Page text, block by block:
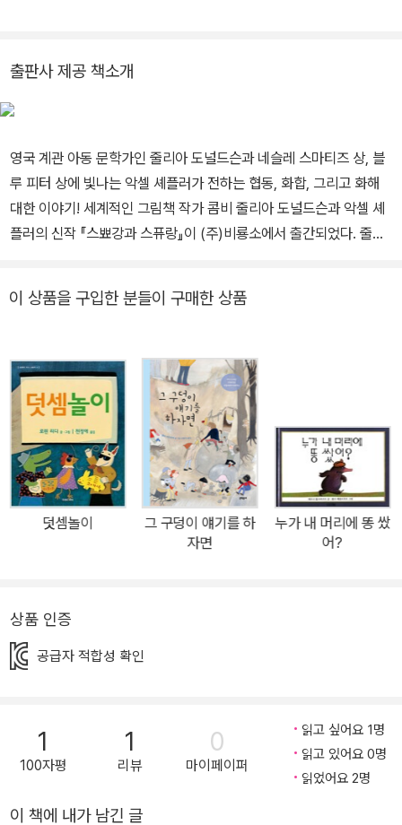
출판사 제공 책소개
영국 계관 아동 문학가인 줄리아 도널드슨과 네슬레 스마티즈 상, 블
루 피터 상에 빛나는 악셀 셰플러가 전하는 협동, 화합, 그리고 화해
대한 이야기! 세계적인 그림책 작가 콤비 줄리아 도널드슨과 악셀 셰
플러의 신작 『스뾰강과 스퓨랑』이 (주)비룡소에서 출간되었다. 줄리
문학상 중 하나인 네슬레 스마티즈 상과 어린이들이 직접 심사에 참
는 작품마다 기발한 소재와 재치 넘치는 그림을 선보여 전 세계 어린
이들의 사랑을 받고 있는 최고의 그림책 작가 콤비다. 어린이들을 위
한 노랫말을 만들다가 그림책 작가가 된 줄리아 도널드슨은 주로 남
들 눈에 잘 띄지 않는 작은 동물과 사물을 주인공으로 하여 기발한 상
상력을 펼치는 것으로 유명하며, 2011년에는 영국 계관 아동문학가
로 선정되며 영국 대표 아동문학가로 인정받았다. 광고 일러스트레이
터로 활동하던 악셀 셰플러는 줄리아 도널드슨과 작업한 책들이 이십
여 개 나라로 번역, 출판되며 세계적으로 주목 받는 일러스트레이터
재닛과 스퓨랑 소년 빌이 사랑에 빠지면서 두 종족이 화해하고 더불
지를 담고 있는 그림책이다. 시선을 끄는 강렬한 색감과 독특하고 재
협동과 화합, 그리고 화해의 메시지를 담은 그림책 어느 머나먼 별에
몸이 빨간 스뾰강과 몸이 파란 스퓨랑 들이 살고 있었다. 그들은 절대
함께 어울리지 않으며 서로를 멀리하며 지냈는데, 어느 날 우연히 신
비수풀라 숲에서 처음 만난 스뾰강 소녀 재닛과 스퓨랑 소년 빌이 사
이 상품을 구입한 분들이 구매한 상품
덧셈놀이
그 구덩이 얘기를 하
자면
누가 내 머리에 똥 쌌
어?
상품 인증
공급자 적합성 확인
1
100자평
1
리뷰
0
마이페이퍼
읽고 싶어요 1명
읽고 있어요 0명
읽었어요 2명
이 책에 내가 남긴 글